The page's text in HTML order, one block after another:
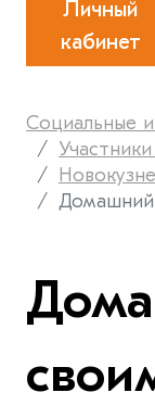
Личный
кабинет
Социальные